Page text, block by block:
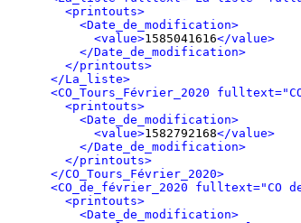
<printouts>
<Date_de_modification>
<value>1585041616</value>
</Date_de_modification>
</printouts>
</La_liste>
<CO_Tours_Février_2020
<printouts>
<Date_de_modification>
<value>1582792168</value>
</Date_de_modification>
</printouts>
</CO_Tours_Février_2020>
<CO_de_février_2020
<printouts>
<Date_de_modification>